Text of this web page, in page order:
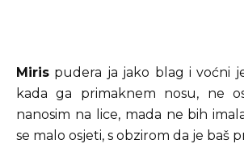
Miris pudera ja jako blag i voćni
kada ga primaknem nosu, ne
nanosim na lice, mada ne bih
se malo osjeti, s obzirom da je baš